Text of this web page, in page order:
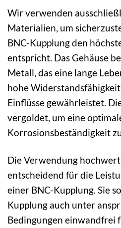
Wir verwenden
Materialien, um
BNC-Kupplung den
entspricht. Das Gehäuse
Metall, das eine lange
hohe
Einflüsse gewährleistet.
vergoldet, um eine
Korrosionsbeständigkeit
Die Verwendung
entscheidend für die
einer BNC-Kupplung. Sie
Kupplung auch unter
Bedingungen einwandfrei